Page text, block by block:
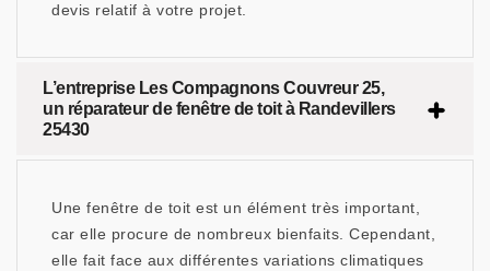
devis relatif à votre projet.
L’entreprise Les Compagnons Couvreur 25,
un réparateur de fenêtre de toit à Randevillers
25430
Une fenêtre de toit est un élément très important,
car elle procure de nombreux bienfaits. Cependant,
elle fait face aux différentes variations climatiques